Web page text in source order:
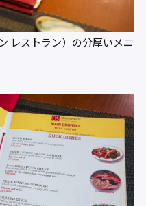
レストラン）の分厚いメニ